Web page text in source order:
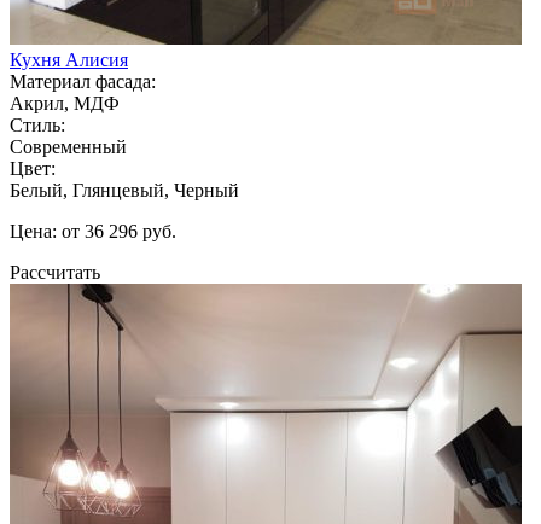
Кухня Алисия
Материал фасада:
Акрил, МДФ
Стиль:
Современный
Цвет:
Белый, Глянцевый, Черный
Цена: от 36 296 руб.
Рассчитать